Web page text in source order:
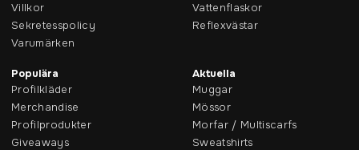
Villkor
Sekretesspolicy
Varumärken
Vattenflaskor
Reflexvästar
Populära
Profilkläder
Merchandise
Profilprodukter
Giveaways
Aktuella
Muggar
Mössor
Morfar / Multiscarfs
Sweatshirts